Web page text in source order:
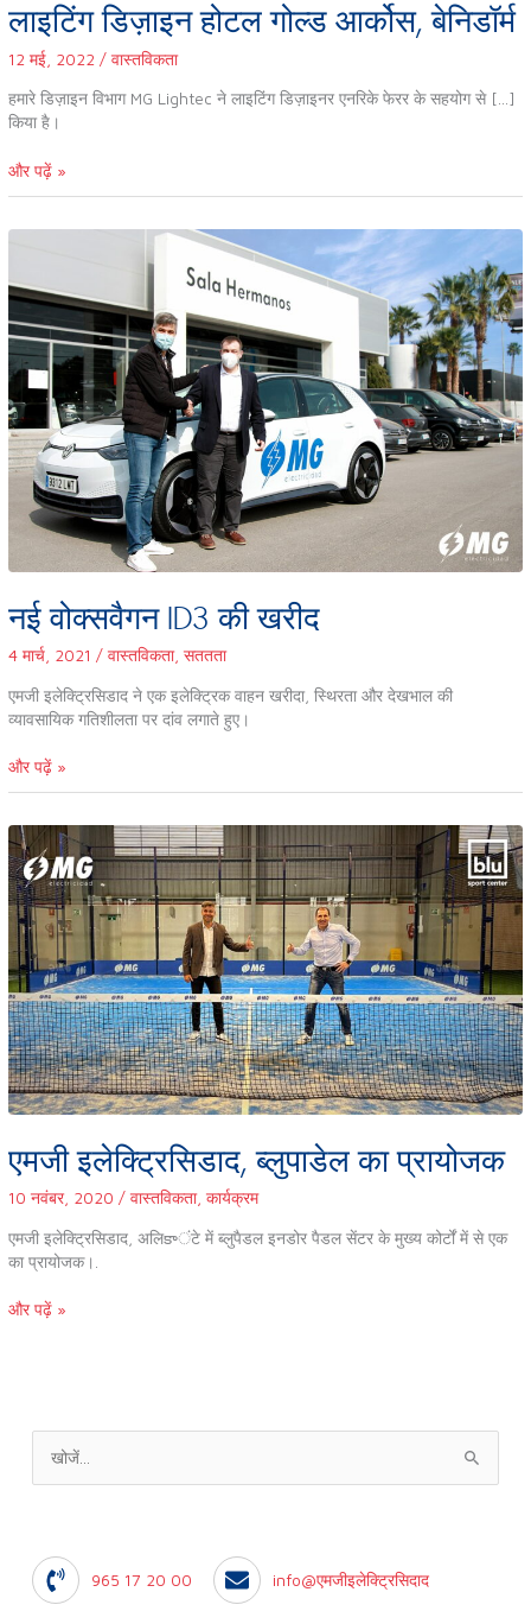
लाइटिंग डिज़ाइन होटल गोल्ड आर्कोस, बेनिडॉर्म
12 मई, 2022/वास्तविकता
हमारे डिज़ाइन विभाग MG Lightec ने लाइटिंग डिज़ाइनर एनरिके फेरर के सहयोग से […]
किया है।
और पढ़ें »
नई वोक्सवैगन ID3 की खरीद
4 मार्च, 2021/वास्तविकता,सततता
एमजी इलेक्ट्रिसिडाद ने एक इलेक्ट्रिक वाहन खरीदा, स्थिरता और देखभाल की
व्यावसायिक गतिशीलता पर दांव लगाते हुए।
ID3
खरीद
और पढ़ें »
एमजी इलेक्ट्रिसिडाद, ब्लुपाडेल का प्रायोजक
10 नवंबर, 2020/वास्तविकता,कार्यक्रम
एमजी इलेक्ट्रिसिडाद, अलिకాंटे में ब्लुपैडल इनडोर पैडल सेंटर के मुख्य कोर्टों में से एक
का प्रायोजक।.
एमजी
इलेक्ट्रिसिडाद,
ब्लुपाडेल
का
प्रायोजक
और पढ़ें »
खो
जें
965 17 20 00 info@एमजीइलेक्ट्रिसिदाद